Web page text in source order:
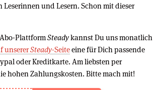
und Lesern. Schon mit dieser
PlattformSteadykannst Du uns monatlich
unsererSteady-Seiteeine für Dich passende
oder Kreditkarte. Am liebsten per
hohen Zahlungskosten. Bitte mach mit!